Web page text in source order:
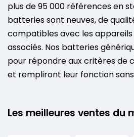
plus de 95 000 références en
batteries sont neuves, de
compatibles avec les appareils
associés. Nos batteries
pour répondre aux critères de
et rempliront leur fonction
Les meilleures ventes du